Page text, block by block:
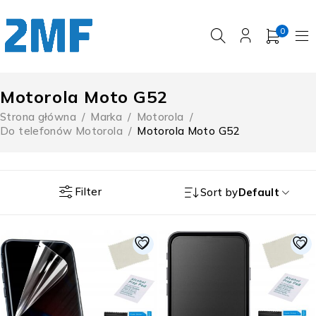
0
Motorola Moto G52
Strona główna / Marka / Motorola /
Do telefonów Motorola / Motorola Moto G52
Filter Sort byDefault